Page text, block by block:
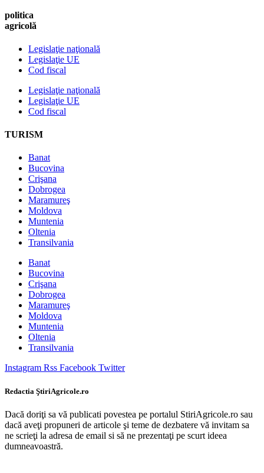
politica
agricolă
Legislaţie naţională
Legislaţie UE
Cod fiscal
Legislaţie naţională
Legislaţie UE
Cod fiscal
TURISM
Banat
Bucovina
Crişana
Dobrogea
Maramureş
Moldova
Muntenia
Oltenia
Transilvania
Banat
Bucovina
Crişana
Dobrogea
Maramureş
Moldova
Muntenia
Oltenia
Transilvania
Instagram Rss Facebook Twitter
Redactia ŞtiriAgricole.ro
Dacă doriţi sa vă publicati povestea pe portalul StiriAgricole.ro sau
dacă aveţi propuneri de articole şi teme de dezbatere vă invitam sa
ne scrieţi la adresa de email si să ne prezentaţi pe scurt ideea
dumneavoastră.